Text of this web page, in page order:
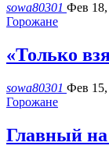
sowa80301 Фев 18,
Горожане
«Только
sowa80301 Фев 15,
Горожане
Главный на